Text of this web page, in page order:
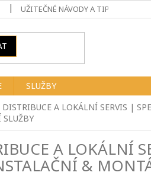
UŽITEČNÉ NÁVODY A TIPY
SLUŽBY
DISTRIBUCE A LOKÁLNÍ SERVIS |
A LOKÁLNÍ
&